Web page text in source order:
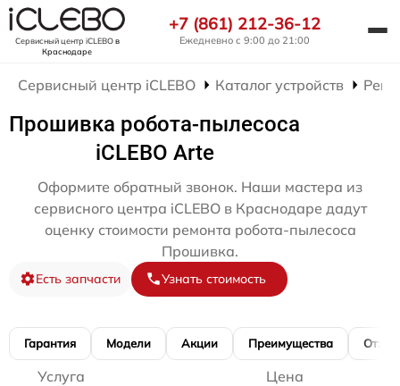
Сервисный центр iCLEBOв
Краснодаре
+7 (861) 212-36-12
Ежедневно с 9:00 до 21:00
Сервисный центр iCLEBO Каталог устройств
Прошивка робота-пылесоса
iCLEBO Arte
Оформите обратный звонок. Наши мастера из
сервисного центра iCLEBO в Краснодаре дадут
оценку стоимости ремонта робота-пылесоса
Прошивка.
Есть запчасти Узнать стоимость
Гарантия Модели Акции Преимущества
Услуга Цена